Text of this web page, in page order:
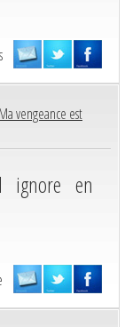
Ma vengeance est
ignore en